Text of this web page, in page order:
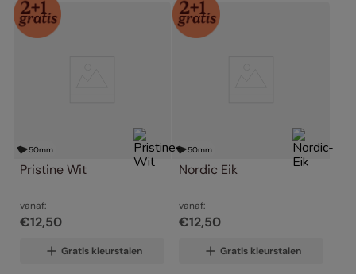
50mm
Pristine Wit
vanaf:
€12,50
Gratis kleurstalen
50mm
Nordic Eik
vanaf:
€12,50
Gratis kleurstalen